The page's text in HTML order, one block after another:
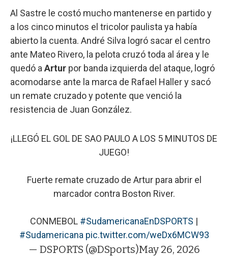
Al Sastre le costó mucho mantenerse en partido y
a los cinco minutos el tricolor paulista ya había
abierto la cuenta. André Silva logró sacar el centro
ante Mateo Rivero, la pelota cruzó toda al área y le
quedó a Artur por banda izquierda del ataque, logró
acomodarse ante la marca de Rafael Haller y sacó
un remate cruzado y potente que venció la
resistencia de Juan González.
¡LLEGÓ EL GOL DE SAO PAULO A LOS 5 MINUTOS DE
JUEGO!
Fuerte remate cruzado de Artur para abrir el
marcador contra Boston River.
CONMEBOL #SudamericanaEnDSPORTS |
#Sudamericana pic.twitter.com/weDx6MCW93
— DSPORTS (@DSports)May 26, 2026